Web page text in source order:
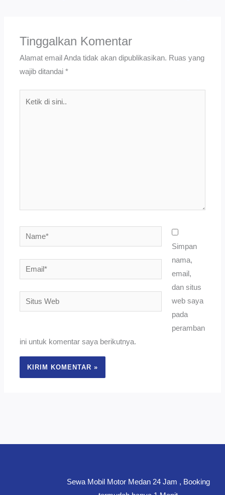
Tinggalkan Komentar
Alamat email Anda tidak akan dipublikasikan. Ruas yang
wajib ditandai*
Name*
Email*
Situs
Web
Simpan
nama,
email,
dan situs
web saya
pada
peramban
ini untuk komentar saya berikutnya.
Sewa Mobil Motor Medan 24 Jam , Booking